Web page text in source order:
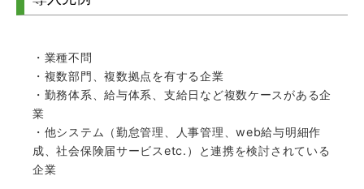
・業種不問
・複数部門、複数拠点を有する企業
・勤務体系、給与体系、支給日など複数ケースがある企
業
・他システム（勤怠管理、人事管理、web給与明細作
成、社会保険届サービスetc.）と連携を検討されている
企業